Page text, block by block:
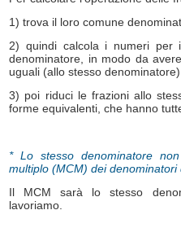
1) trova il loro comune
2) quindi calcola i numeri per
denominatore, in modo da
uguali (allo stesso denominatore)
3) poi riduci le frazioni allo
forme equivalenti, che hanno
* Lo stesso denominatore
multiplo (MCM) dei denominatori
Il MCM sarà lo stesso
lavoriamo.